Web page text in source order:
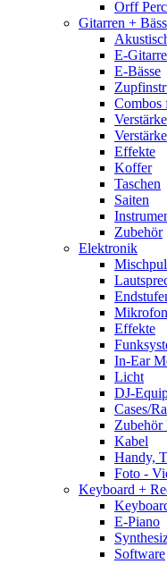
Orff
Gitarren +
E-
E-Bässe
Combos
Effekte
Koffer
Taschen
Saiten
Zubehör
Elektronik
Effekte
In-Ear
Licht
DJ-
Cases/
Zubehör
Kabel
Handy,
Foto -
Keyboard +
E-Piano
Software